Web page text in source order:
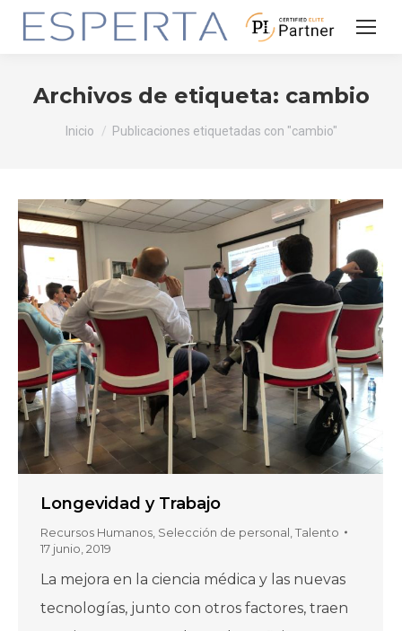
Archivos de etiqueta: cambio
Estás aquí:
Inicio Publicaciones etiquetadas con "cambio"
Longevidad y Trabajo
Recursos Humanos Selección de personal Talento
17 junio, 2019
La mejora en la ciencia médica y las nuevas
tecnologías, junto con otros factores, traen